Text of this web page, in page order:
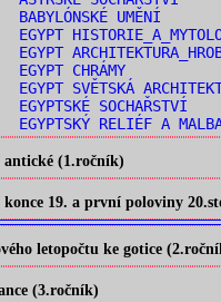
UMĚNÍ
CHRÁMY
SVĚTSKÁ
SOCHAŘSTVÍ
RELIÉF A
(1.ročník)
19. a první poloviny
letopočtu ke gotice
(3.ročník)